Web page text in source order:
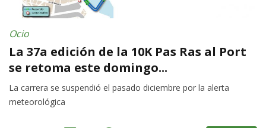
Ocio
La 37a edición de la 10K Pas Ras al Port
se retoma este domingo...
La carrera se suspendió el pasado diciembre por la alerta
meteorológica